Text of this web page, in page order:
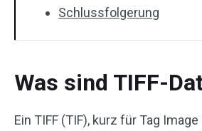
Schlussfolgerung
Was sind TIFF-
Ein TIFF (TIF), kurz für Tag